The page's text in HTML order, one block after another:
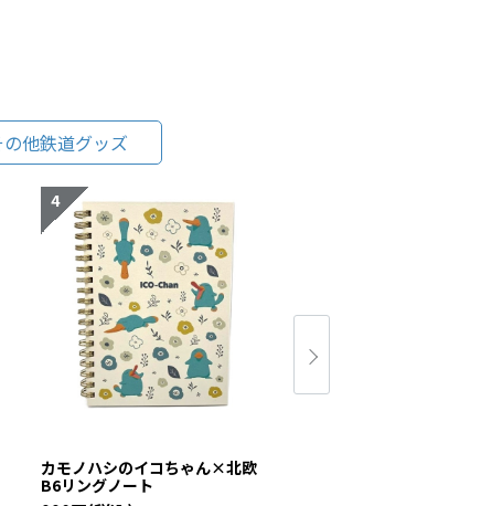
の他鉄道グッズ
カモノハシのイコちゃん×北欧
B6リングノート